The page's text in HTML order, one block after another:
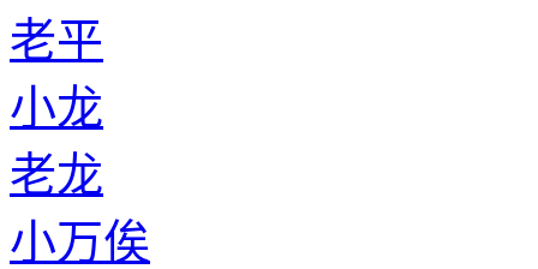
老平
小龙
老龙
小万俟